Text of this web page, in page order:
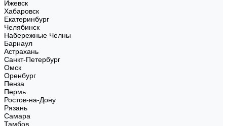
Ижевск
Хабаровск
Екатеринбург
Челябинск
Набережные Челны
Барнаул
Астрахань
Санкт-Петербург
Омск
Оренбург
Пенза
Пермь
Ростов-на-Дону
Рязань
Самара
Тамбов